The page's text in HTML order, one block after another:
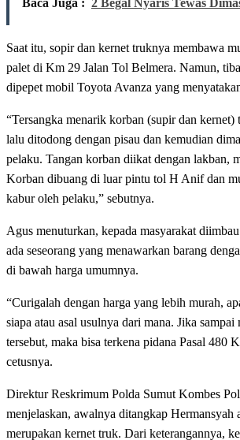
Baca Juga : 2 Begal Nyaris Tewas
Saat itu, sopir dan kernet truknya membawa
palet di Km 29 Jalan Tol Belmera. Namun,
dipepet mobil Toyota Avanza yang
“Tersangka menarik korban (supir dan
lalu ditodong dengan pisau dan kemudian
pelaku. Tangan korban diikat dengan lakban,
Korban dibuang di luar pintu tol H Anif dan
kabur oleh pelaku,” sebutnya.
Agus menuturkan, kepada masyarakat
ada seseorang yang menawarkan barang
di bawah harga umumnya.
“Curigalah dengan harga yang lebih murah,
siapa atau asal usulnya dari mana. Jika sampai
tersebut, maka bisa terkena pidana Pasal 480
cetusnya.
Direktur Reskrimum Polda Sumut Kombes
menjelaskan, awalnya ditangkap Hermansyah
merupakan kernet truk. Dari keterangannya,